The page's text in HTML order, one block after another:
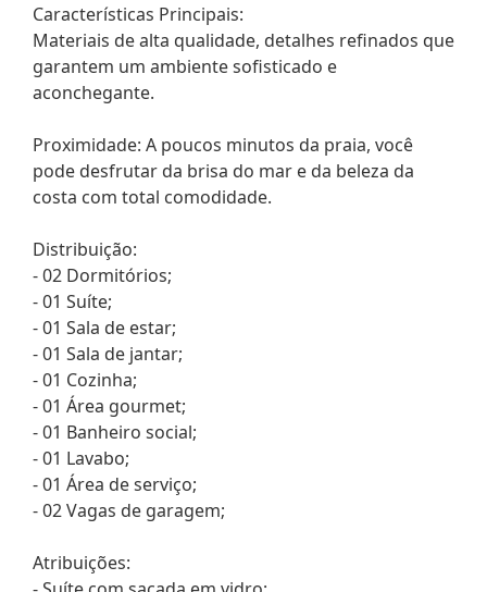
Características Principais:
Materiais de alta qualidade, detalhes refinados que
garantem um ambiente sofisticado e
aconchegante.
Proximidade: A poucos minutos da praia, você
pode desfrutar da brisa do mar e da beleza da
costa com total comodidade.
Distribuição:
- 02 Dormitórios;
- 01 Suíte;
- 01 Sala de estar;
- 01 Sala de jantar;
- 01 Cozinha;
- 01 Área gourmet;
- 01 Banheiro social;
- 01 Lavabo;
- 01 Área de serviço;
- 02 Vagas de garagem;
Atribuições: